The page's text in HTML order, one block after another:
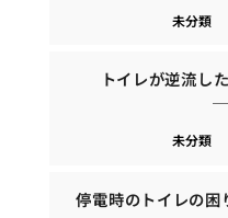
未分類
トイレが逆流し
未分類
停電時のトイレの困